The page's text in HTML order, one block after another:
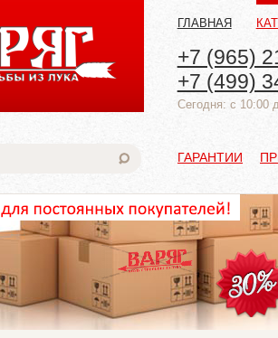
ГЛАВНАЯ
+7 (965)
+7 (499)
Cегодня: с 10:00
ГАРАНТИИ